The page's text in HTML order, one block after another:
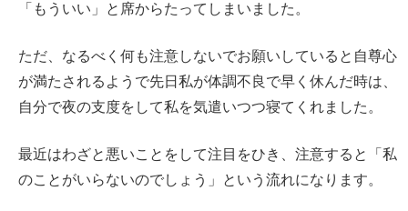
「もういい」と席からたってしまいました。
ただ、なるべく何も注意しないでお願いしていると自尊心
が満たされるようで先日私が体調不良で早く休んだ時は、
自分で夜の支度をして私を気遣いつつ寝てくれました。
最近はわざと悪いことをして注目をひき、注意すると「私
のことがいらないのでしょう」という流れになります。